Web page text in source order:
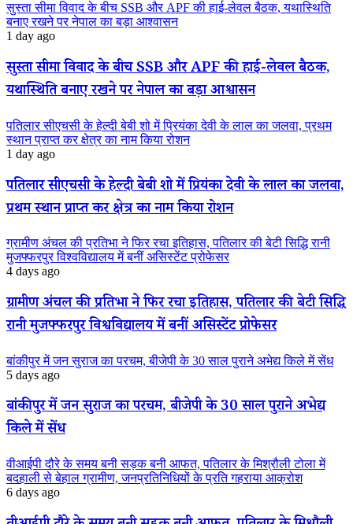
सुस्ता सीमा विवाद के बीच SSB और APF की हाई-लेवल बैठक, यथास्थिति
बनाए रखने पर नेपाल का बड़ा आश्वासन
1 day ago
सुस्ता सीमा विवाद के बीच SSB और APF की हाई-लेवल बैठक,
यथास्थिति बनाए रखने पर नेपाल का बड़ा आश्वासन
पतिलार सीएचसी के हेल्दी बेबी शो में प्रियंका देवी के लाल का जलवा, प्रथम
स्थान प्राप्त कर क्षेत्र का नाम किया रोशन
1 day ago
पतिलार सीएचसी के हेल्दी बेबी शो में प्रियंका देवी के लाल का जलवा,
प्रथम स्थान प्राप्त कर क्षेत्र का नाम किया रोशन
ग्रामीण अंचल की प्रतिभा ने फिर रचा इतिहास, पतिलार की बेटी सिद्धि रानी
मुजफ्फरपुर विश्वविद्यालय में बनीं असिस्टेंट प्रोफेसर
4 days ago
ग्रामीण अंचल की प्रतिभा ने फिर रचा इतिहास, पतिलार की बेटी सिद्धि
रानी मुजफ्फरपुर विश्वविद्यालय में बनीं असिस्टेंट प्रोफेसर
बांकीपुर में जन सुराज का परचम, बीजेपी के 30 साल पुराने अभेद्य किले में सेंध
5 days ago
बांकीपुर में जन सुराज का परचम, बीजेपी के 30 साल पुराने अभेद्य
किले में सेंध
वीआईपी दौरे के समय बनी सड़क बनी आफत, पतिलार के मिश्रौली टोला में
बदहाली से बेहाल ग्रामीण, जनप्रतिनिधियों के प्रति गहराया आक्रोश
6 days ago